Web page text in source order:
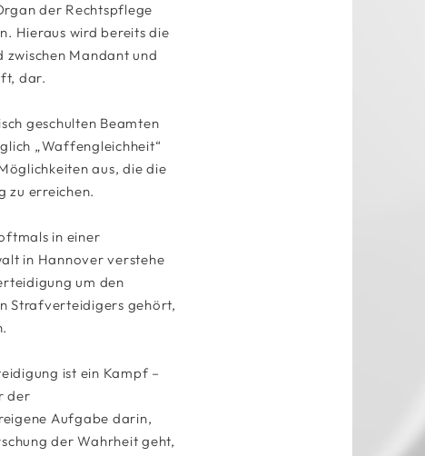
der Rechtspflege
Hieraus wird bereits die
Mandant und
dar.
geschulten Beamten
„Waffengleichheit“
aus, die die
zu erreichen.
in einer
in Hannover verstehe
um den
Strafverteidigers gehört,
ist ein Kampf –
der
Aufgabe darin,
der Wahrheit geht,